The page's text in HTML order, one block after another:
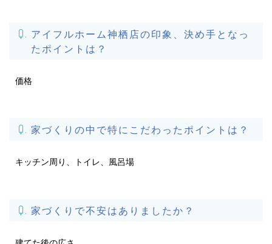
アイフルホーム神栖店の印象、決め手となっ
たポイントは？
価格
家づくりの中で特にこだわったポイントは？
キッチン周り、トイレ、風呂場
家づくりで不安はありましたか？